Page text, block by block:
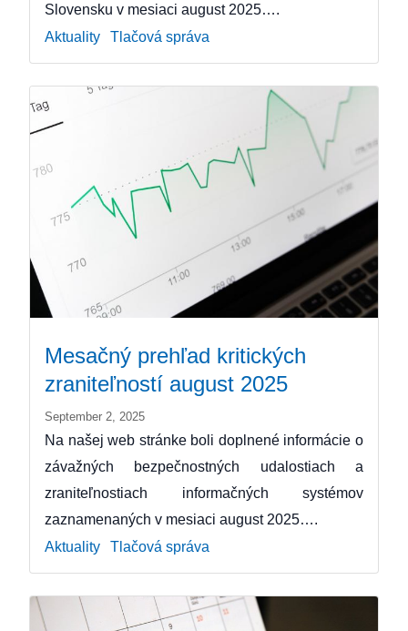
Slovensku v mesiaci august 2025….
Aktuality
Tlačová správa
Mesačný prehľad kritických
zraniteľností august 2025
September 2, 2025
Na našej web stránke boli doplnené informácie o
závažných bezpečnostných udalostiach a
zraniteľnostiach informačných systémov
zaznamenaných v mesiaci august 2025….
Aktuality
Tlačová správa